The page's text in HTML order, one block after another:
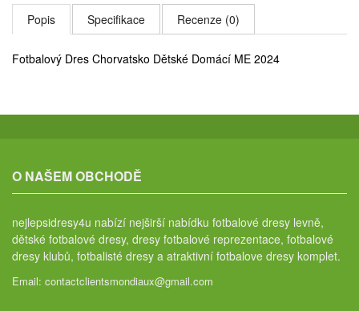
Popis Specifikace Recenze (0)
Fotbalový Dres Chorvatsko Dětské Domácí ME 2024
O NAŠEM OBCHODĚ
nejlepsidresy4u nabízí nejširší nabídku fotbalové dresy levně,
dětské fotbalové dresy, dresy fotbalové reprezentace, fotbalové
dresy klubů, fotbalisté dresy a atraktivní fotbalove dresy komplet.
Email: contactclientsmondiaux@gmail.com